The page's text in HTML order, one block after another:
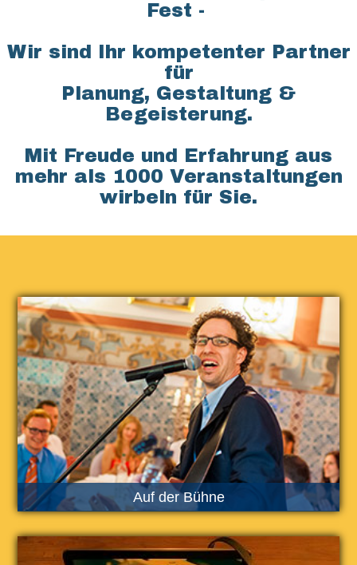
Künstlernetzwerk
Referenzen
Kontakt
Fest -
Wir sind Ihr kompetenter Partner
für
Planung, Gestaltung &
Begeisterung.
Mit Freude und Erfahrung aus
mehr als 1000 Veranstaltungen
wirbeln für Sie.
Auf der Bühne